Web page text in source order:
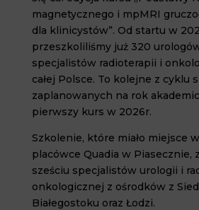
magnetycznego i mpMRI
dla klinicystów”. Od startu w
przeszkoliliśmy już 320
specjalistów radioterapii i
całej Polsce. To kolejne z cyklu
zaplanowanych na rok
pierwszy kurs w 2026r.
Szkolenie, które miało miejsce
placówce Quadia w Piasecznie,
sześciu specjalistów urologii i
onkologicznej z ośrodków z
Białegostoku oraz Łodzi.